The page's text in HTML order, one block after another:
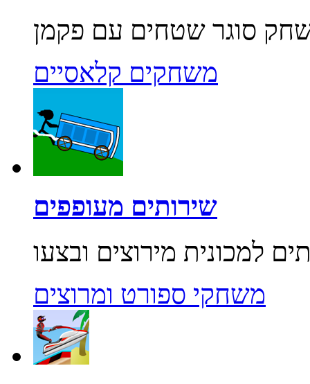
משחקים קלאסיים
שירותים מעופפים
משחקי ספורט ומרוצים